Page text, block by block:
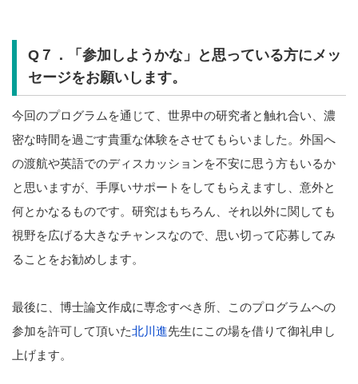
Q７．「参加しようかな」と思っている方にメッ
セージをお願いします。
今回のプログラムを通じて、世界中の研究者と触れ合い、濃
密な時間を過ごす貴重な体験をさせてもらいました。外国へ
の渡航や英語でのディスカッションを不安に思う方もいるか
と思いますが、手厚いサポートをしてもらえますし、意外と
何とかなるものです。研究はもちろん、それ以外に関しても
視野を広げる大きなチャンスなので、思い切って応募してみ
ることをお勧めします。
最後に、博士論文作成に専念すべき所、このプログラムへの
参加を許可して頂いた北川進先生にこの場を借りて御礼申し
上げます。